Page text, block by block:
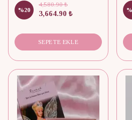
%20
4,580.90 ₺
3,664.90 ₺
SEPETE EKLE
%